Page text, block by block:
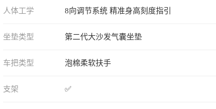
人体工学 8向调节系统 精准身高刻度指引
坐垫类型 第二代大沙发气囊坐垫
车把类型 泡棉柔软扶手
支架 ✅